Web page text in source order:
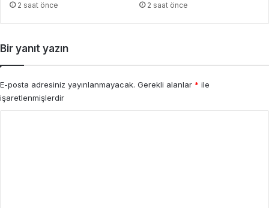
2 saat önce 2 saat önce
Bir yanıt yazın
E-posta adresiniz yayınlanmayacak. Gerekli alanlar * ile
işaretlenmişlerdir